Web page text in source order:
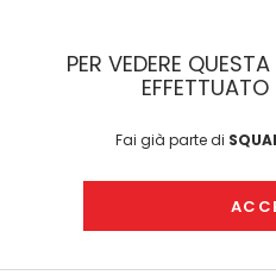
PER VEDERE
Fai già parte di